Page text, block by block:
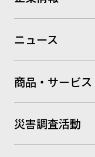
ニュース
商品・サービス
災害調査活動